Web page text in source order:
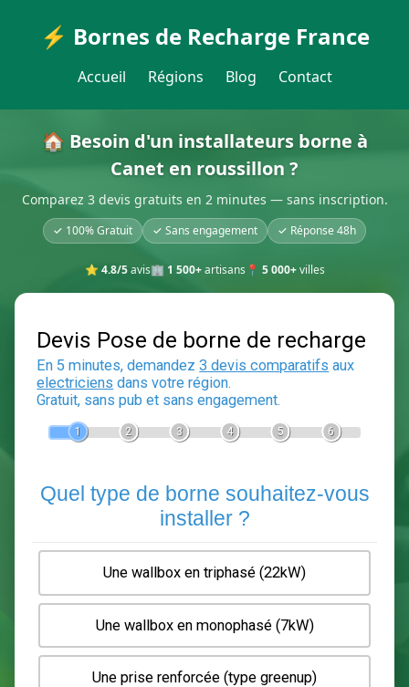
⚡ Bornes de Recharge France
Accueil Régions Blog Contact
🏠 Besoin d'un installateurs borne à
Canet en roussillon ?
Comparez 3 devis gratuits en 2 minutes — sans inscription.
✓ 100% Gratuit ✓ Sans engagement ✓ Réponse 48h
⭐ 4.8/5avis🏢 1 500+artisans 📍 5 000+villes
Devis Pose de borne de
En 5 minutes, demandez3 devis comparatifs
Gratuit, sans pub et sans engagement.
2 3 6
Quel type de borne souhaitez-
installer ?